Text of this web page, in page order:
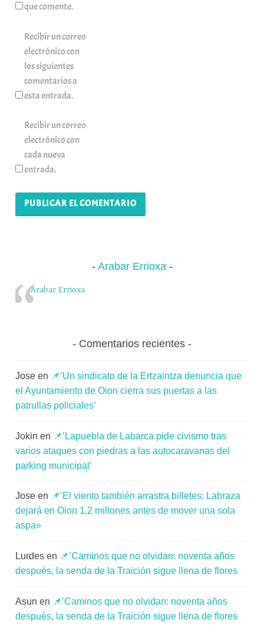
que comente.
Recibir un correo
electrónico con
los siguientes
comentarios a
esta entrada.
Recibir un correo
electrónico con
cada nueva
entrada.
Arabar Errioxa
Arabar Errioxa
Comentarios recientes
Jose en 📌’Un sindicato de la Ertzaintza denuncia que
el Ayuntamiento de Oion cierra sus puertas a las
patrullas policiales’
Jokin en 📌’Lapuebla de Labarca pide civismo tras
varios ataques con piedras a las autocaravanas del
parking municipal’
Jose en 📌’El viento también arrastra billetes: Labraza
dejará en Oion 1,2 millones antes de mover una sola
aspa»
Lurdes en 📌’Caminos que no olvidan: noventa años
después, la senda de la Traición sigue llena de flores
Asun en 📌’Caminos que no olvidan: noventa años
después, la senda de la Traición sigue llena de flores